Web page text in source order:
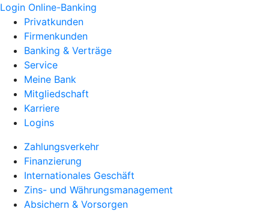
Login Online-Banking
Privatkunden
Firmenkunden
Banking & Verträge
Service
Meine Bank
Mitgliedschaft
Karriere
Logins
Zahlungsverkehr
Finanzierung
Internationales Geschäft
Zins- und Währungsmanagement
Absichern & Vorsorgen